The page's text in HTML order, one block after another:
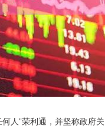
人”荣利通，并坚称政府
深证成指 14311.01